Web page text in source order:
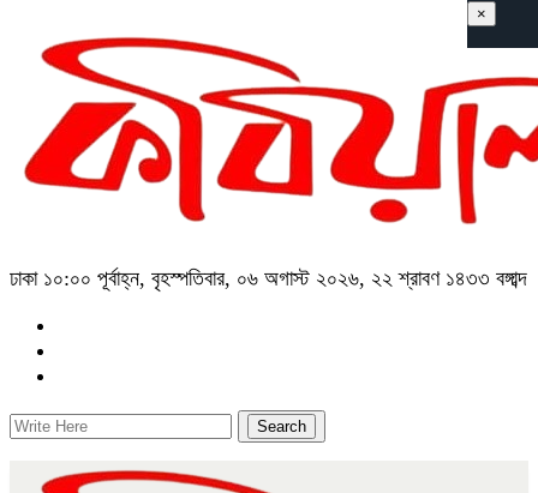
ঢাকা ১০:০০ পূর্বাহ্ন, বৃহস্পতিবার, ০৬ অগাস্ট ২০২৬, ২২ শ্রাবণ ১৪৩৩ বঙ্গাব্দ
×